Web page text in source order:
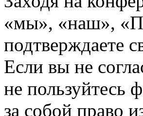
«мы», «наш»,
подтверждаете
Если вы не
не пользуйтесь
за собой право